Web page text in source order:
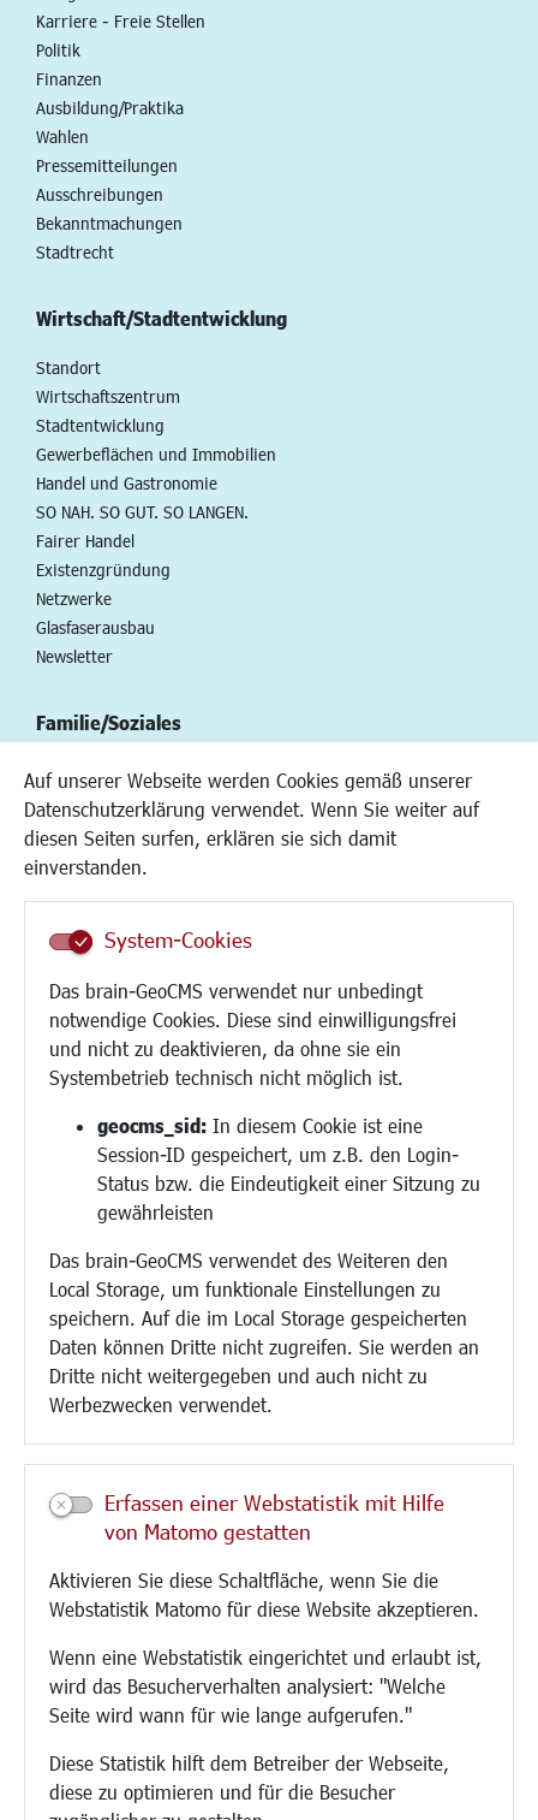
Auf unserer Webseite werden Cookies gemäß unserer
Datenschutzerklärung verwendet. Wenn Sie weiter auf
diesen Seiten surfen, erklären sie sich damit
einverstanden.
System-Cookies
Das brain-GeoCMS verwendet nur unbedingt
notwendige Cookies. Diese sind einwilligungsfrei
und nicht zu deaktivieren, da ohne sie ein
Systembetrieb technisch nicht möglich ist.
geocms_sid: In diesem Cookie ist eine
Session-ID gespeichert, um z.B. den Login-
Status bzw. die Eindeutigkeit einer Sitzung zu
gewährleisten
Das brain-GeoCMS verwendet des Weiteren den
Local Storage, um funktionale Einstellungen zu
speichern. Auf die im Local Storage gespeicherten
Daten können Dritte nicht zugreifen. Sie werden an
Dritte nicht weitergegeben und auch nicht zu
Werbezwecken verwendet.
Erfassen einer Webstatistik mit Hilfe
von Matomo gestatten
Aktivieren Sie diese Schaltfläche, wenn Sie die
Webstatistik Matomo für diese Website akzeptieren.
Wenn eine Webstatistik eingerichtet und erlaubt ist,
wird das Besucherverhalten analysiert: "Welche
Seite wird wann für wie lange aufgerufen."
Diese Statistik hilft dem Betreiber der Webseite,
diese zu optimieren und für die Besucher
Karriere - Freie Stellen
Politik
Finanzen
Ausbildung/Praktika
Wahlen
Pressemitteilungen
Ausschreibungen
Bekanntmachungen
Stadtrecht
Wirtschaft/Stadtentwicklung
Standort
Wirtschaftszentrum
Stadtentwicklung
Gewerbeflächen und Immobilien
Handel und Gastronomie
SO NAH. SO GUT. SO LANGEN.
Fairer Handel
Existenzgründung
Netzwerke
Glasfaserausbau
Newsletter
Familie/Soziales
Kinderbetreuung
Kinder und Jugend
Institutionen für Familien
Frauen
Schule
Demokratie leben
Ukrainehilfe
Hilfe für Geflüchtete
Religion
Bauen/Umwelt/Mobilität
Bebauungsplanung
Verkehr/Mobilität
Glasfaserausbau
Aktuelle Baustellen
Paddelteich
CINDY S
Kultur/Freizeit/Tourismus
Veranstaltungen
Neue Stadthalle Langen
Bäder
Musikschule
Stadtbücherei
Stadtarchiv
Museen
Hotels/Unterkünfte
Gastronomie
Kunstszene